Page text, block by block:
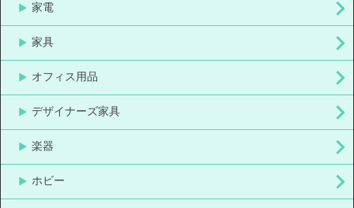
家電
家具
オフィス用品
デザイナーズ家具
楽器
ホビー